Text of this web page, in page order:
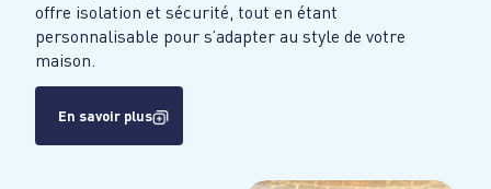
offre isolation et sécurité, tout en étant
personnalisable pour s’adapter au style de votre
maison.
En savoir plus